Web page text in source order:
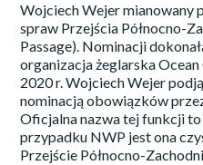
Wojciech Wejer mianowany
spraw Przejścia Północno-
Passage). Nominacji
organizacja żeglarska
2020 r. Wojciech Wejer
nominacją obowiązków
Oficjalna nazwa tej funkcji
przypadku NWP jest ona
Przejście Północno-